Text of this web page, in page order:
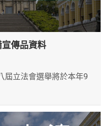
傳品資料
立法會選舉將於本年9